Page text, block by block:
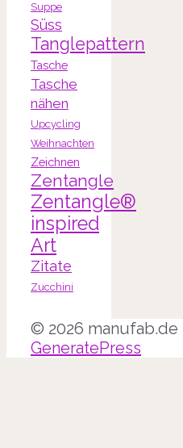
Suppe
Süss
Tanglepattern
Tasche
Tasche
nähen
Upcycling
Weihnachten
Zeichnen
Zentangle
Zentangle®
inspired
Art
Zitate
Zucchini
© 2026 manufab.de
GeneratePress